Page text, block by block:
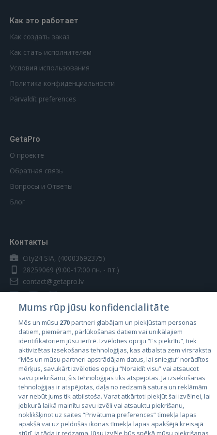
Как это работает
Как создать заказ
Как стать исполнителем
Условия использования
Политика конфиденциальности
Pārvaldīt preferences
GetaPro
О проекте
Обратная связь
Вопросы и Ответы
Блог
Контакты
City24 SIA, (40003692375)
28259069 (9:00-17:00 пн. - пт.)
contact@getapro.lv
Страны
Эстония
Латвия
Литва
Mums rūp jūsu konfidencialitāte
Mēs un mūsu 270partneri glabājam un piekļūstam personas
datiem, piemēram, pārlūkošanas datiem vai unikālajiem
identifikatoriem jūsu ierīcē. Izvēloties opciju “Es piekrītu”, tiek
aktivizētas izsekošanas tehnoloģijas, kas atbalsta zem virsraksta
“Mēs un mūsu partneri apstrādājam datus, lai sniegtu” norādītos
mērķus, savukārt izvēloties opciju “Noraidīt visu” vai atsaucot
savu piekrišanu, šīs tehnoloģijas tiks atspējotas. Ja izsekošanas
tehnoloģijas ir atspējotas, daļa no redzamā satura un reklāmām
var nebūt jums tik atbilstoša. Varat atkārtoti piekļūt šai izvēlnei, lai
jebkurā laikā mainītu savu izvēli vai atsauktu piekrišanu,
noklikšķinot uz saites “Privātuma preferences” tīmekļa lapas
apakšā vai uz peldošās ikonas tīmekļa lapas apakšējā kreisajā
stūrī, ja tāda ir redzama. Jūsu izvēle būs spēkā mūsu piekrišanas